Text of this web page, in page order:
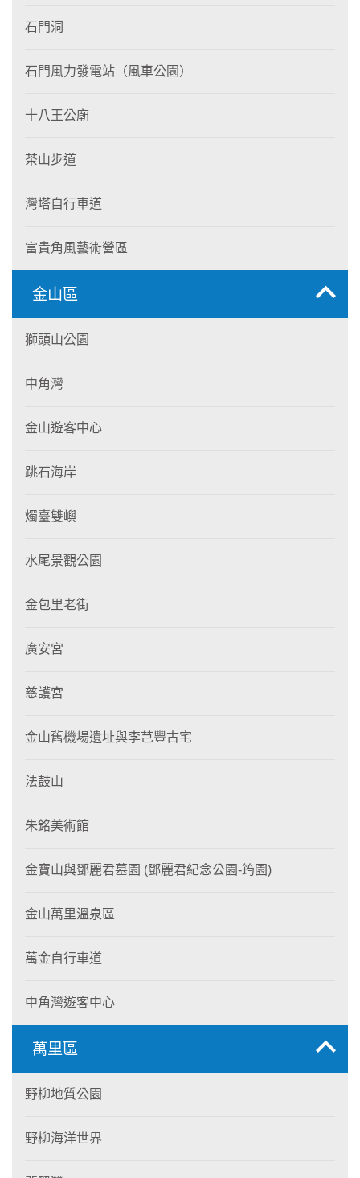
石門洞
石門風力發電站（風車公園）
十八王公廟
茶山步道
灣塔自行車道
富貴角風藝術營區
金山區
獅頭山公園
中角灣
金山遊客中心
跳石海岸
燭臺雙嶼
水尾景觀公園
金包里老街
廣安宮
慈護宮
金山舊機場遺址與李芑豐古宅
法鼓山
朱銘美術館
金寶山與鄧麗君墓園 (鄧麗君紀念公園-筠園)
金山萬里溫泉區
萬金自行車道
中角灣遊客中心
萬里區
野柳地質公園
野柳海洋世界